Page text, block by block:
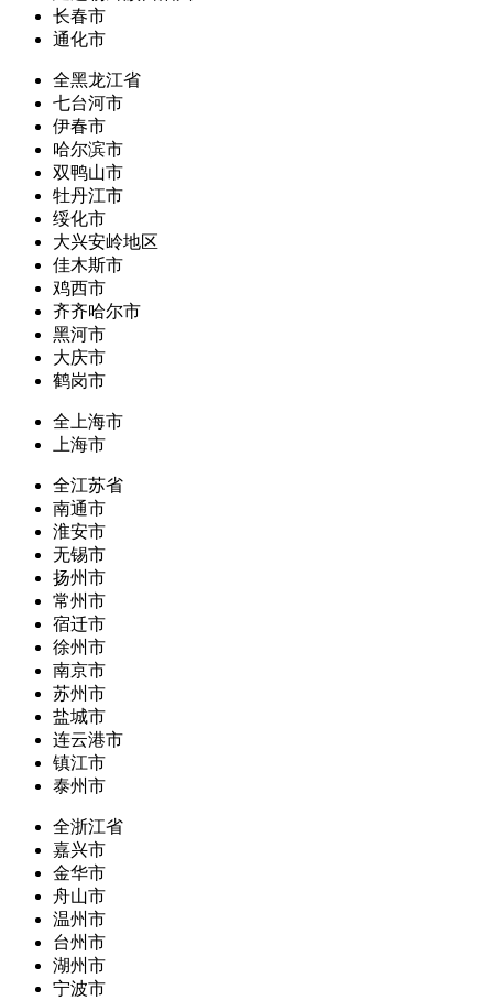
长春市
通化市
全黑龙江省
七台河市
伊春市
哈尔滨市
双鸭山市
牡丹江市
绥化市
大兴安岭地区
佳木斯市
鸡西市
齐齐哈尔市
黑河市
大庆市
鹤岗市
全上海市
上海市
全江苏省
南通市
淮安市
无锡市
扬州市
常州市
宿迁市
徐州市
南京市
苏州市
盐城市
连云港市
镇江市
泰州市
全浙江省
嘉兴市
金华市
舟山市
温州市
台州市
湖州市
宁波市